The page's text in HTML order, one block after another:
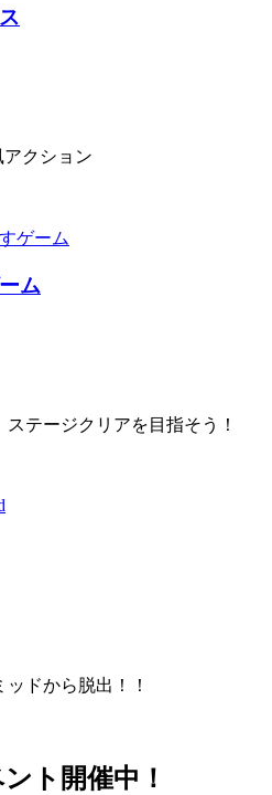
アクション
ム
テージクリアを目指そう！
ドから脱出！！
ト開催中！